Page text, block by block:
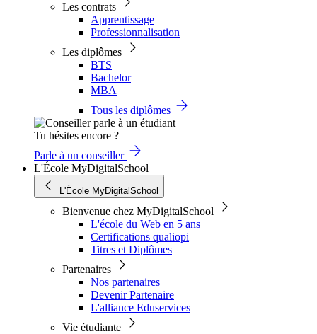
Les contrats
Apprentissage
Professionnalisation
Les diplômes
BTS
Bachelor
MBA
Tous les diplômes
Tu hésites encore ?
Parle à un conseiller
L'École MyDigitalSchool
L'École MyDigitalSchool
Bienvenue chez MyDigitalSchool
L'école du Web en 5 ans
Certifications qualiopi
Titres et Diplômes
Partenaires
Nos partenaires
Devenir Partenaire
L'alliance Eduservices
Vie étudiante